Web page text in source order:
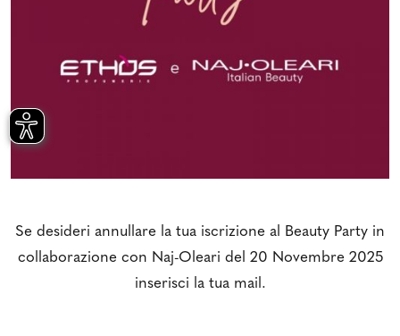
Se desideri annullare la tua iscrizione al Beauty Party in
collaborazione con Naj-Oleari del 20 Novembre 2025
inserisci la tua mail.